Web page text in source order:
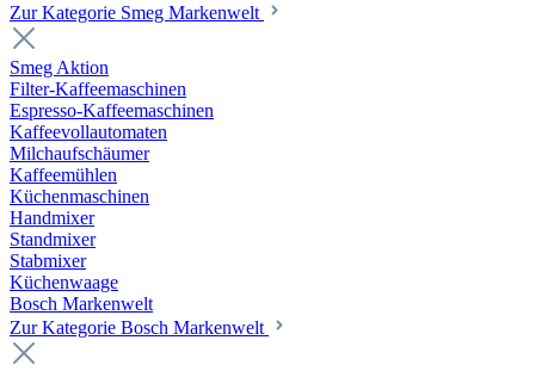
Zur Kategorie Smeg Markenwelt
Smeg Aktion
Filter-Kaffeemaschinen
Espresso-Kaffeemaschinen
Kaffeevollautomaten
Milchaufschäumer
Kaffeemühlen
Küchenmaschinen
Handmixer
Standmixer
Stabmixer
Küchenwaage
Bosch Markenwelt
Zur Kategorie Bosch Markenwelt